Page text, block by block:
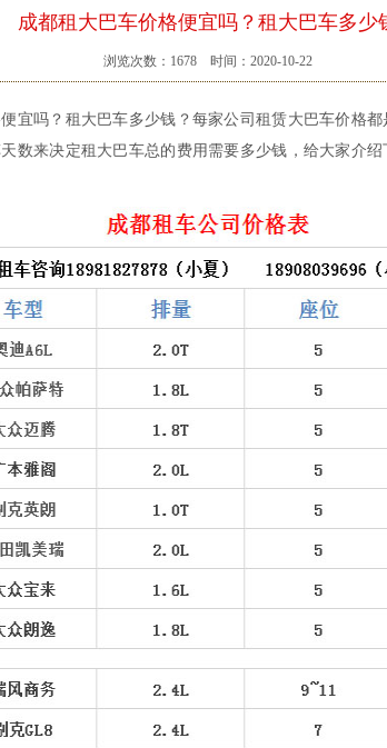
成都租大巴车价格便宜吗？租大巴车多少
浏览次数： 1678 时间：2020-10-22
宜吗？租大巴车多少钱？每家公司租赁大巴车价格
数来决定租大巴车总的费用需要多少钱，给大家介